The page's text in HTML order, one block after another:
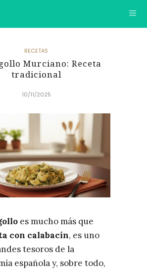
A NUESTRA AVENTURA GASTRON
RECETAS
Murciano: Receta
tradicional
10/11/2025
es mucho más que
con calabacín, es uno
tesoros de la
española y, sobre todo,